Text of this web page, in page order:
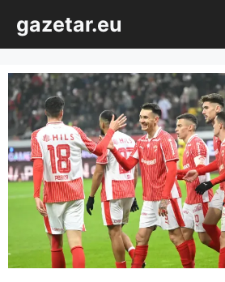
conținut
gazetar.eu